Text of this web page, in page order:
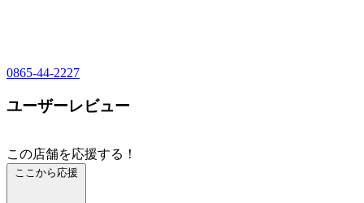
0865-44-2227
ユーザーレビュー
この店舗を応援する！
ここから応援